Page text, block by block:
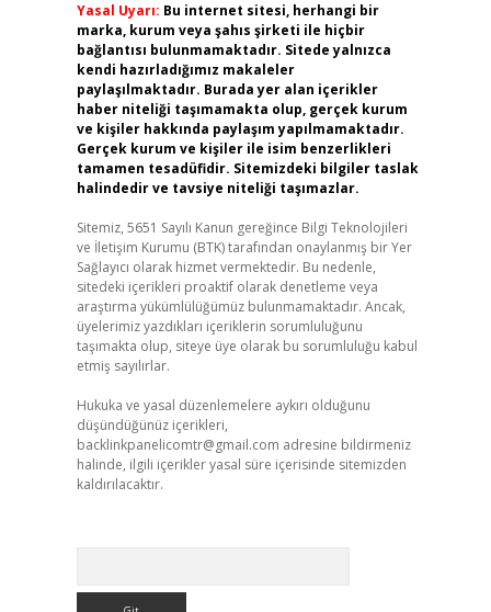
Yasal Uyarı: Bu internet sitesi, herhangi bir
marka, kurum veya şahıs şirketi ile hiçbir
bağlantısı bulunmamaktadır. Sitede yalnızca
kendi hazırladığımız makaleler
paylaşılmaktadır. Burada yer alan içerikler
haber niteliği taşımamakta olup, gerçek kurum
ve kişiler hakkında paylaşım yapılmamaktadır.
Gerçek kurum ve kişiler ile isim benzerlikleri
tamamen tesadüfidir. Sitemizdeki bilgiler taslak
halindedir ve tavsiye niteliği taşımazlar.
Sitemiz, 5651 Sayılı Kanun gereğince Bilgi Teknolojileri
ve İletişim Kurumu (BTK) tarafından onaylanmış bir Yer
Sağlayıcı olarak hizmet vermektedir. Bu nedenle,
sitedeki içerikleri proaktif olarak denetleme veya
araştırma yükümlülüğümüz bulunmamaktadır. Ancak,
üyelerimiz yazdıkları içeriklerin sorumluluğunu
taşımakta olup, siteye üye olarak bu sorumluluğu kabul
etmiş sayılırlar.
Hukuka ve yasal düzenlemelere aykırı olduğunu
düşündüğünüz içerikleri,
backlinkpanelicomtr@gmail.com adresine bildirmeniz
halinde, ilgili içerikler yasal süre içerisinde sitemizden
kaldırılacaktır.